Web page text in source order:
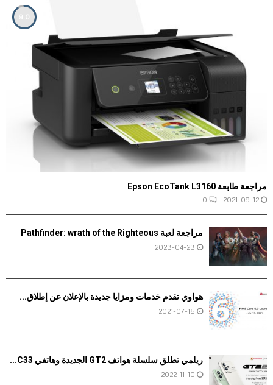
مراجعة طابعة Epson EcoTank L3160
2021-09-12
0
9.0
مراجعة لعبة Pathfinder: wrath of the Righteous
2023-04-23
هواوي تقدم خدمات ومزايا جديدة بالإعلان عن إطلاق...
2021-07-15
ريلمي تطلق سلسلة هواتف GT2 الجديدة وهاتفي C33...
2022-11-10